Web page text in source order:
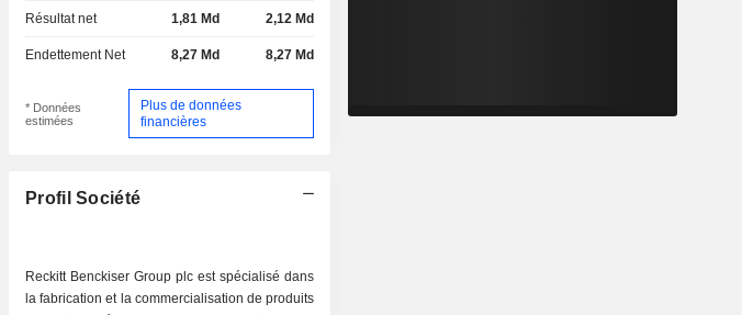
Résultat net 1,81 Md 2,12 Md
Endettement Net 8,27 Md 8,27 Md
* Données
estimées
Plus de données
financières
Profil Société
Reckitt Benckiser Group plc est spécialisé dans
la fabrication et la commercialisation de produits